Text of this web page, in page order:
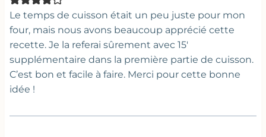
Le temps de cuisson était un peu juste pour mon
four, mais nous avons beaucoup apprécié cette
recette. Je la referai sûrement avec 15′
supplémentaire dans la première partie de cuisson.
C’est bon et facile à faire. Merci pour cette bonne
idée !